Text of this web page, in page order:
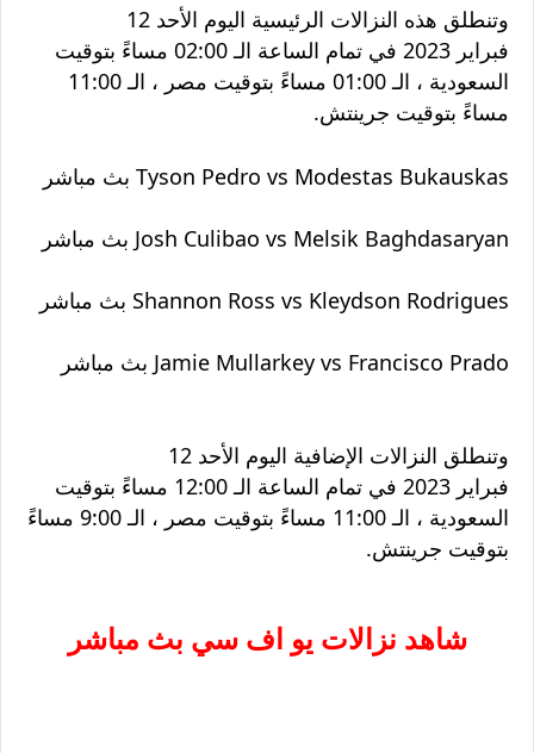
وتنطلق هذه النزالات الرئيسية
اليوم الأحد 12
فبراير 2023
في تمام الساعة الـ 02:00 مساءً بتوقيت
السعودية ، الـ 01:00 مساءً بتوقيت مصر ، الـ 11:00
مساءً بتوقيت جرينتش.
Tyson Pedro vs Modestas Bukauskas بث مباشر
Josh Culibao vs Melsik Baghdasaryan بث مباشر
Shannon Ross vs Kleydson Rodrigues بث مباشر
Jamie Mullarkey vs Francisco Prado بث مباشر
وتنطلق النزالات الإضافية
اليوم الأحد 12
فبراير 2023
في تمام الساعة الـ 12:00 مساءً بتوقيت
السعودية ، الـ 11:00 مساءً بتوقيت مصر ، الـ 9:00 مساءً
بتوقيت جرينتش.
شاهد نزالات يو اف سي بث مباشر